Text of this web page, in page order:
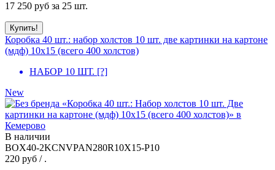
17 250 руб за 25 шт.
Коробка 40 шт.: набор холстов 10 шт. две картинки на картоне
(мдф) 10x15 (всего 400 холстов)
НАБОР 10 ШТ. [?]
New
В наличии
BOX40-2KCNVPAN280R10X15-P10
220 руб / .